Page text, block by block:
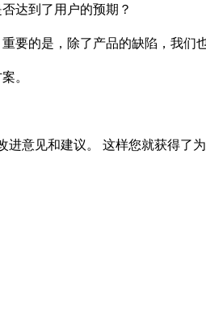
达到了用户的预期？
的是，除了产品的缺陷，我们
。
意见和建议。 这样您就获得了